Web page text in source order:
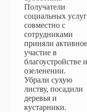
Получатели
социальных услуг
совместно с
сотрудниками
приняли активное
участие в
благоустройстве и
озеленении.
Убрали сухую
листву, посадили
деревья и
кустарники.